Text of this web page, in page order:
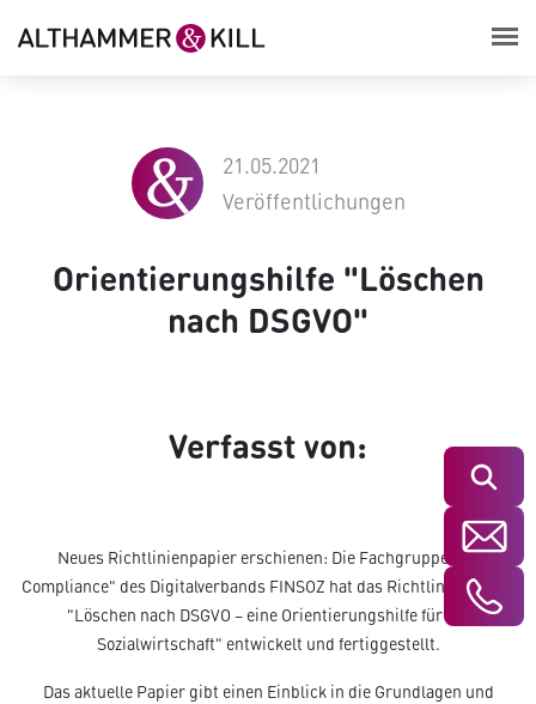
Suchen
21.05.2021
Veröffentlichungen
Orientierungshilfe "Löschen
nach DSGVO"
Verfasst von:
Neues Richtlinienpapier erschienen: Die Fachgruppe "IT-
Compliance" des Digitalverbands FINSOZ hat das Richtlinienpapier
"Löschen nach DSGVO – eine Orientierungshilfe für die
Sozialwirtschaft" entwickelt und fertiggestellt.
Das aktuelle Papier gibt einen Einblick in die Grundlagen und